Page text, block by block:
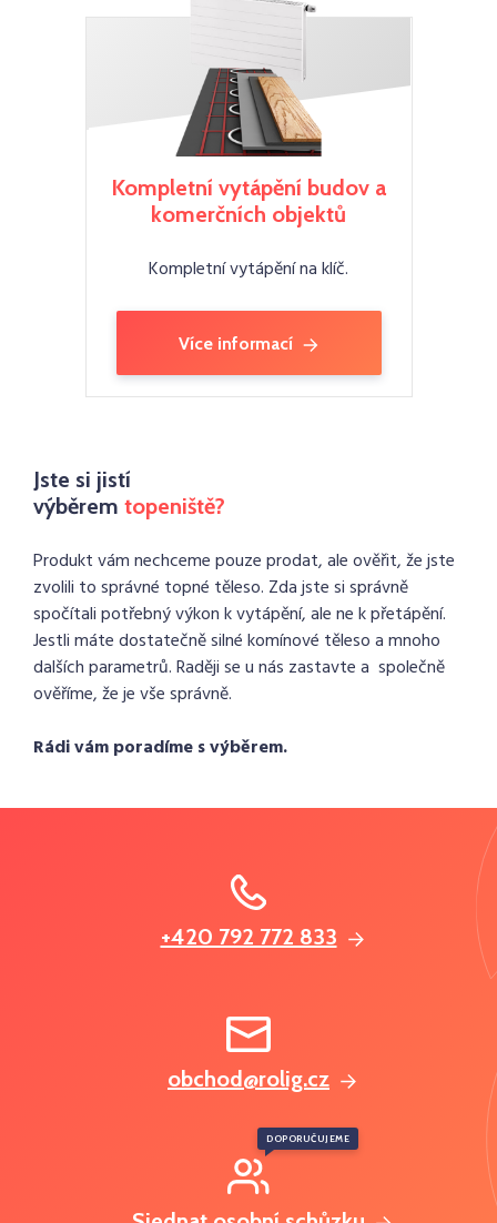
Kompletní vytápění budov a
komerčních objektů
Kompletní vytápění na klíč.
Více informací
Jste si jistí
výběrem topeniště?
Produkt vám nechceme pouze prodat, ale ověřit, že jste
zvolili to správné topné těleso. Zda jste si správně
spočítali potřebný výkon k vytápění, ale ne k přetápění.
Jestli máte dostatečně silné komínové těleso a mnoho
dalších parametrů. Raději se u nás zastavte a společně
ověříme, že je vše správně.
Rádi vám poradíme s výběrem.
+420 792 772 833
obchod@rolig.cz
DOPORUČUJEME